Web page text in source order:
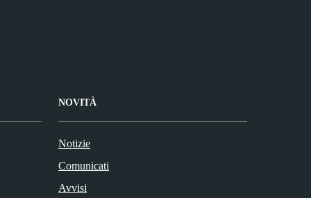
NOVITÀ
Notizie
Comunicati
Avvisi